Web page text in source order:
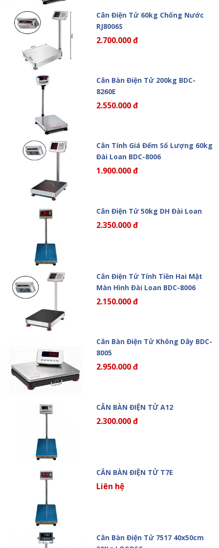
Cân Điện Tử 60kg Chống Nước
RJ8006S
2.700.000 đ
Cân Bàn Điện Tử 200kg BDC-
8260E
2.550.000 đ
Cân Tính Giá Đếm Số Lượng 60kg
Đài Loan BDC-8006
1.900.000 đ
Cân Điện Tử 50kg DH Đài Loan
2.350.000 đ
Cân Điện Tử Tính Tiền Hai Mặt
Màn Hình Đài Loan BDC-8006
2.150.000 đ
Cân Bàn Điện Tử Không Dây BDC-
8005
2.950.000 đ
CÂN BÀN ĐIỆN TỬ A12
2.300.000 đ
CÂN BÀN ĐIỆN TỬ T7E
Liên hệ
Cân Bàn Điện Tử 7517 40x50cm